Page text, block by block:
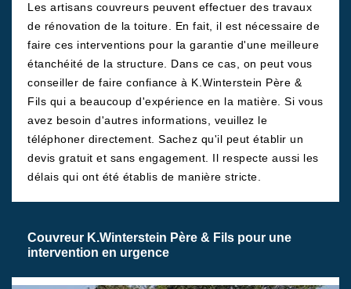
Les artisans couvreurs peuvent effectuer des travaux
de rénovation de la toiture. En fait, il est nécessaire de
faire ces interventions pour la garantie d'une meilleure
étanchéité de la structure. Dans ce cas, on peut vous
conseiller de faire confiance à K.Winterstein Père &
Fils qui a beaucoup d'expérience en la matière. Si vous
avez besoin d'autres informations, veuillez le
téléphoner directement. Sachez qu'il peut établir un
devis gratuit et sans engagement. Il respecte aussi les
délais qui ont été établis de manière stricte.
Couvreur K.Winterstein Père & Fils pour une
intervention en urgence